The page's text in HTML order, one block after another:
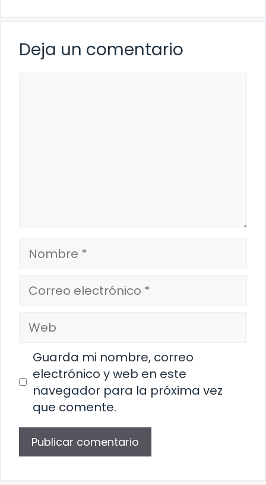
Deja un comentario
Nombre
Correo
electrónico
Web
Guarda mi nombre, correo
electrónico y web en este
navegador para la próxima vez
que comente.